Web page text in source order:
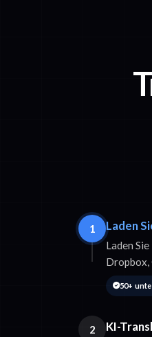
1 Laden
Laden
Dropbox,
50+
2 KI-